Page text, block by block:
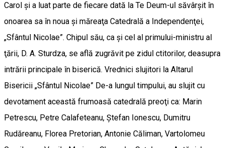
Carol şi a luat parte de fiecare dată la Te Deum-ul săvârşit în
onoarea sa în noua şi măreaţa Catedrală a Independenţei,
„Sfântul Nicolae”. Chipul său, ca şi cel al primului-ministru al
ţării, D. A. Sturdza, se află zugrăvit pe zidul ctitorilor, deasupra
intrării principale în biserică. Vrednici slujitori la Altarul
Bisericii „Sfântul Nicolae” De-a lungul timpului, au slujit cu
devotament această frumoasă catedrală preoţi ca: Marin
Petrescu, Petre Calafeteanu, Ştefan Ionescu, Dumitru
Rudăreanu, Florea Pretorian, Antonie Căliman, Vartolomeu